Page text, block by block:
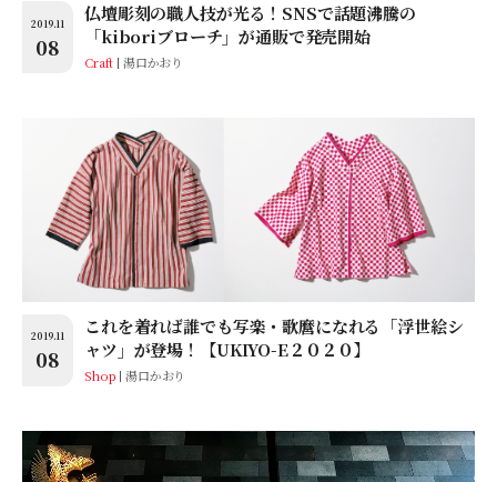
2019.11
08
仏壇彫刻の職人技が光る！SNSで話題沸騰の
「kiboriブローチ」が通販で発売開始
Craft 湯口かおり
2019.11
08
これを着れば誰でも写楽・歌麿になれる「浮世絵シ
ャツ」が登場！【UKIYO-E２０２０】
Shop 湯口かおり